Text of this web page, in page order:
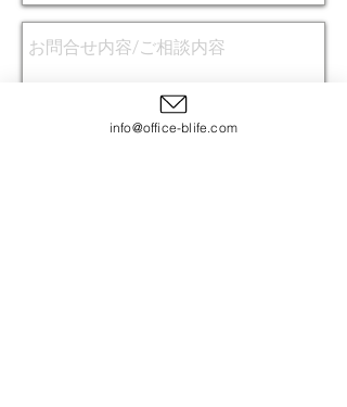
info@office-blife.com